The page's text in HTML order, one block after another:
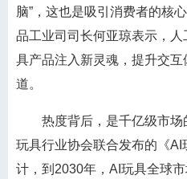
脑”，这也是吸引消费者的核
品工业司司长何亚琼表示，
具产品注入新灵魂，提升交
道。
热度背后，是千亿级市场
玩具行业协会联合发布的《
计，到2030年，AI玩具全球